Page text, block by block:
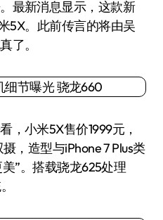
最新消息显示，这款新
5X。此前传言的将由吴
了。
小米5X售价1999元，
，造型与iPhone 7 Plus类
”。搭载骁龙625处理